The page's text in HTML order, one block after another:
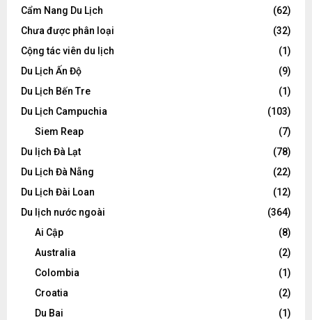
Cẩm Nang Du Lịch
(62)
Chưa được phân loại
(32)
Cộng tác viên du lịch
(1)
Du Lịch Ấn Độ
(9)
Du Lịch Bến Tre
(1)
Du Lịch Campuchia
(103)
Siem Reap
(7)
Du lịch Đà Lạt
(78)
Du Lịch Đà Nẵng
(22)
Du Lịch Đài Loan
(12)
Du lịch nước ngoài
(364)
Ai Cập
(8)
Australia
(2)
Colombia
(1)
Croatia
(2)
Du Bai
(1)